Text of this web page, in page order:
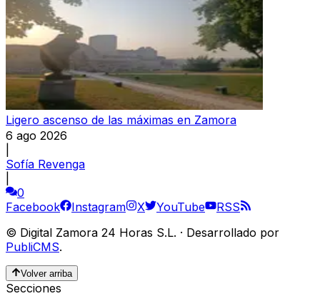
Ligero ascenso de las máximas en Zamora
6 ago 2026
Sofía Revenga
0
Facebook
Instagram X YouTube
RSS
© Digital Zamora 24 Horas S.L. · Desarrollado por
PubliCMS.
Volver arriba
Secciones